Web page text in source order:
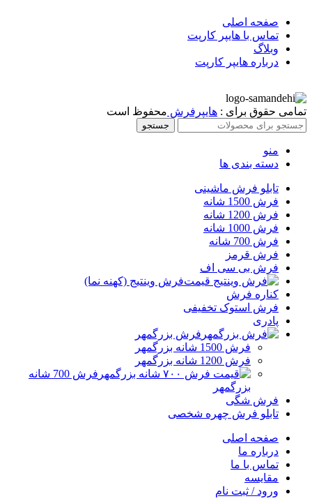
صفحه اصلی
تماس با هایپر کارپت
وبلاگ
درباره هایپر کارپت
تمامی حقوق برای : هایپرفرش محفوظ است
جستجو
منو
دسته بندی ها
تابلو فرش ماشینی
فرش 1500 شانه
فرش 1200 شانه
فرش 1000 شانه
فرش 700 شانه
فرش قرمز
فرش بی سی اف
فرش وینتیج (کهنه نما)
کناره فرش
فرش استوک تخفیفی
پادری
فرش بزرگمهر
فرش 1500 شانه بزرگمهر
فرش 1200 شانه بزرگمهر
فرش 700 شانه
بزرگمهر
فرش شگی
تابلو فرش چهره شخصی
صفحه اصلی
درباره ما
تماس با ما
مقایسه
ورود / ثبت نام